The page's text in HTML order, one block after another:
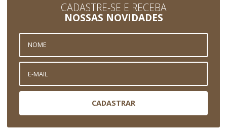
CADASTRE-SE E RECEBA
NOSSAS NOVIDADES
CADASTRAR